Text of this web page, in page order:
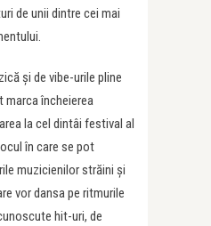
de unii dintre cei mai
și de vibe-urile pline
marca încheierea
la cel dintâi festival al
în care se pot
muzicienilor străini și
vor dansa pe ritmurile
hit-uri, de